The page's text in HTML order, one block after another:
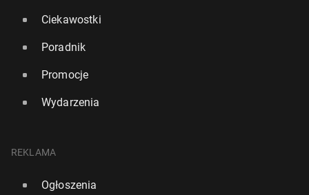
Scar­lett Jo­hans­son sko­men­to­wa­ła aferę wokół
Rafael Nadal ostrze­ga przed fał­szy­wy­mi filmami
27 września 2025, 09:00
Ciekawostki
Poradnik
Promocje
Wydarzenia
REKLAMA
Ogłoszenia